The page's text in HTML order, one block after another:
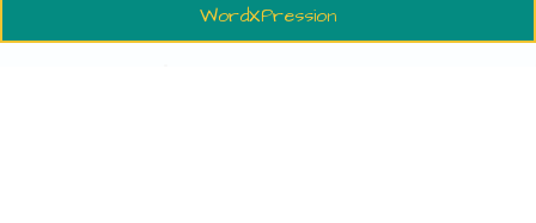
WordXPression